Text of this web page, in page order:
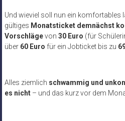
Und wieviel soll nun ein komfortables
gültiges Monatsticket demnächst
Vorschlägevon 30 Euro (für
über 60 Euro für ein Jobticket bis zu
Alles ziemlich schwammig und
es nicht – und das kurz vor dem